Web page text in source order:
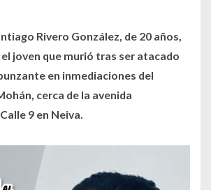
Rivero González, de 20 años,
joven que murió tras ser atacado
en inmediaciones del
cerca de la avenida
9 en Neiva.